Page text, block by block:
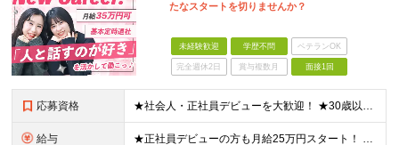
たなスタートを切りませんか？
未経験歓迎 学歴不問 ベテランOK
完全週休2日 賞与複数月 面接1回
応募資格 ★社会人・正社員デビューを大歓迎！ ★30歳以下限定（※若年層の長期キャリア形成のため） ★学歴・経験一切不問！ -------【採用担当】より------------ 「過去は変えられないけど、未
給与 ★正社員デビューの方も月給25万円スタート！ ★プロジェクト先でインセンティブが出ることもあります◎ ＼未経験1年目想定年収：348万円～468万円／ 月給：25万円～35万円＋交通費全額支給＋資格